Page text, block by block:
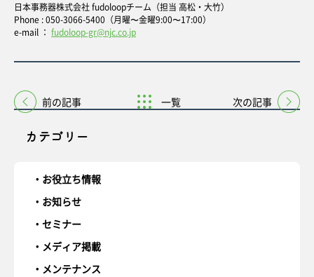
カテゴリー
お役立ち情報
お知らせ
セミナー
メディア掲載
メンテナンス
日本事務器株式会社 fudoloopチーム（担当 高松・大竹）
Phone : 050-3066-5400（月曜〜金曜9:00〜17:00）
e-mail ： fudoloop-gr@njc.co.jp
前の記事 一覧 次の記事